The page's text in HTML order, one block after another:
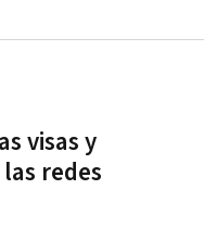
visas y
redes